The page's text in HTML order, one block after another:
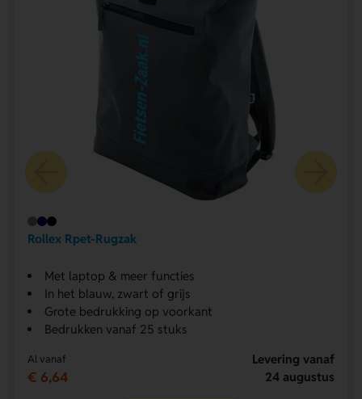
Rollex Rpet-Rugzak
Met laptop & meer functies
In het blauw, zwart of grijs
Grote bedrukking op voorkant
Bedrukken vanaf 25 stuks
Al vanaf
€ 6,64
Levering vanaf
24 augustus